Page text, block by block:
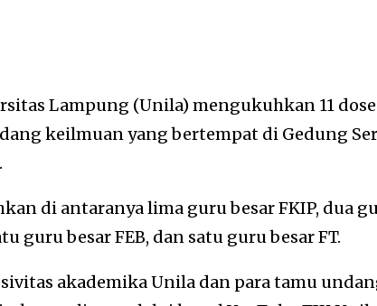
Lampung (Unila) mengukuhkan 11
keilmuan yang bertempat di Gedung
di antaranya lima guru besar FKIP, dua
guru besar FEB, dan satu guru besar FT.
akademika Unila dan para tamu